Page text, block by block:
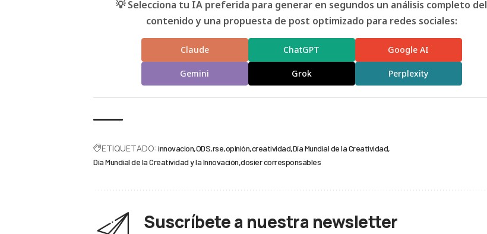
💡 Selecciona tu IA preferida para generar en segundos un análisis completo del
contenido y una propuesta de post optimizado para redes sociales:
Claude ChatGPT Google AI
Gemini Grok Perplexity
ETIQUETADO: innovacion ODS rse opinión creatividad Día Mundial de la Creatividad
Día Mundial de la Creatividad y la Innovación dosier corresponsables
Suscríbete a nuestra newsletter